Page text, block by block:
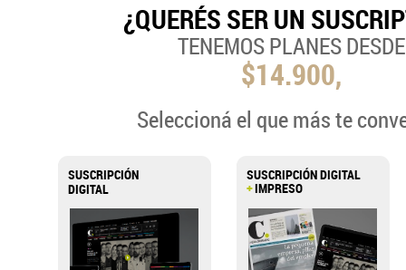
¿QUERÉS SER UN
TENEMOS PLANES DESDE
$14.900,
Seleccioná el que más te
SUSCRIPCIÓN
DIGITAL
SUSCRIPCIÓN DIGITAL
+IMPRESO